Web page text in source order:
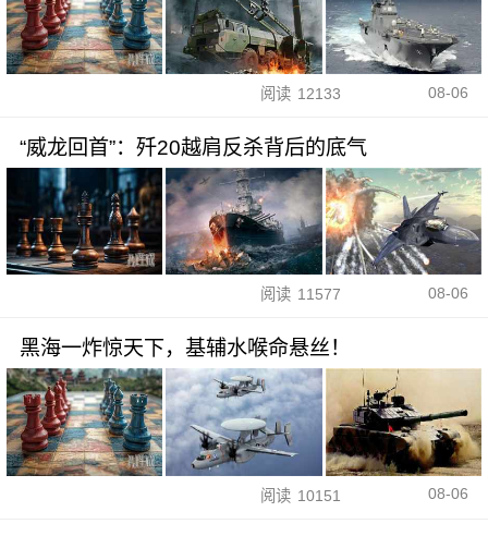
阅读 12133 08-06
“威龙回首”：歼20越肩反杀背后的底气
阅读 11577 08-06
黑海一炸惊天下，基辅水喉命悬丝！
阅读 10151 08-06